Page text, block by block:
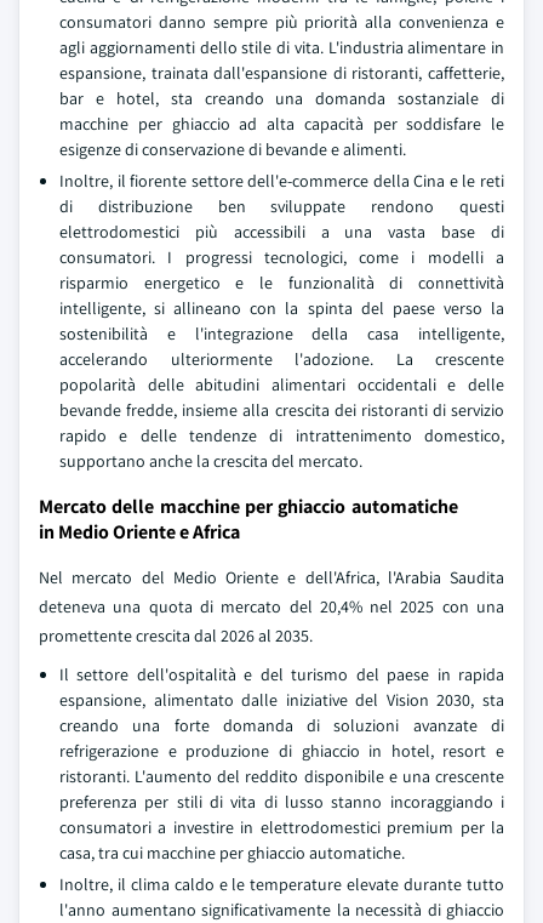
consumatori danno sempre più priorità alla convenienza e
agli aggiornamenti dello stile di vita. L'industria alimentare in
espansione, trainata dall'espansione di ristoranti, caffetterie,
bar e hotel, sta creando una domanda sostanziale di
macchine per ghiaccio ad alta capacità per soddisfare le
esigenze di conservazione di bevande e alimenti.
Inoltre, il fiorente settore dell'e-commerce della Cina e le reti
di distribuzione ben sviluppate rendono questi
elettrodomestici più accessibili a una vasta base di
consumatori. I progressi tecnologici, come i modelli a
risparmio energetico e le funzionalità di connettività
intelligente, si allineano con la spinta del paese verso la
sostenibilità e l'integrazione della casa intelligente,
accelerando ulteriormente l'adozione. La crescente
popolarità delle abitudini alimentari occidentali e delle
bevande fredde, insieme alla crescita dei ristoranti di servizio
rapido e delle tendenze di intrattenimento domestico,
supportano anche la crescita del mercato.
Mercato delle macchine per ghiaccio automatiche
in Medio Oriente e Africa
Nel mercato del Medio Oriente e dell'Africa, l'Arabia Saudita
deteneva una quota di mercato del 20,4% nel 2025 con una
promettente crescita dal 2026 al 2035.
Il settore dell'ospitalità e del turismo del paese in rapida
espansione, alimentato dalle iniziative del Vision 2030, sta
creando una forte domanda di soluzioni avanzate di
refrigerazione e produzione di ghiaccio in hotel, resort e
ristoranti. L'aumento del reddito disponibile e una crescente
preferenza per stili di vita di lusso stanno incoraggiando i
consumatori a investire in elettrodomestici premium per la
casa, tra cui macchine per ghiaccio automatiche.
Inoltre, il clima caldo e le temperature elevate durante tutto
l'anno aumentano significativamente la necessità di ghiaccio